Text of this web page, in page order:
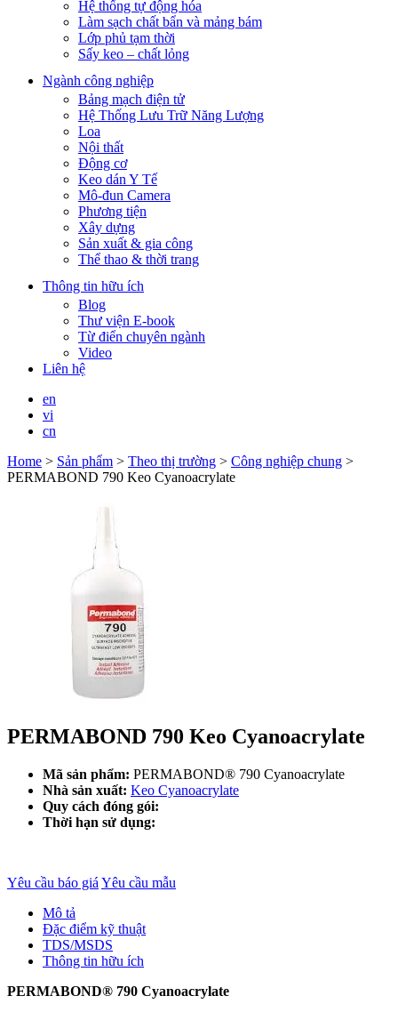
Hệ thống tự động hóa
Làm sạch chất bẩn và mảng bám
Lớp phủ tạm thời
Sấy keo – chất lỏng
Ngành công nghiệp
Bảng mạch điện tử
Hệ Thống Lưu Trữ Năng Lượng
Loa
Nội thất
Động cơ
Keo dán Y Tế
Mô-đun Camera
Phương tiện
Xây dựng
Sản xuất & gia công
Thể thao & thời trang
Thông tin hữu ích
Blog
Thư viện E-book
Từ điển chuyên ngành
Video
Liên hệ
en
vi
cn
Home > Sản phẩm > Theo thị trường > Công nghiệp chung >
PERMABOND 790 Keo Cyanoacrylate
PERMABOND 790 Keo Cyanoacrylate
Mã sản phẩm: PERMABOND® 790 Cyanoacrylate
Nhà sản xuất: Keo Cyanoacrylate
Quy cách đóng gói:
Thời hạn sử dụng:
Yêu cầu báo giá Yêu cầu mẫu
Mô tả
Đặc điểm kỹ thuật
TDS/MSDS
Thông tin hữu ích
PERMABOND® 790 Cyanoacrylate